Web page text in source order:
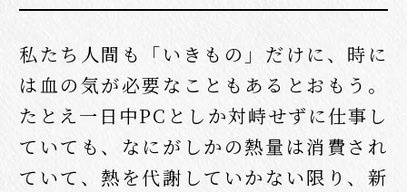
私たち人間も「いきもの」だけに、時に
は血の気が必要なこともあるとおもう。
たとえ一日中PCとしか対峙せずに仕事し
ていても、なにがしかの熱量は消費され
ていて、熱を代謝していかない限り、新